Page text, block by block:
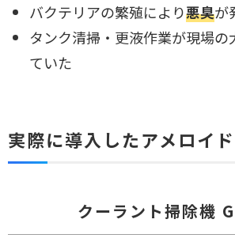
バクテリアの繁殖により悪臭が
タンク清掃・更液作業が現場の
ていた
実際に導入したアメロイ
クーラント掃除機